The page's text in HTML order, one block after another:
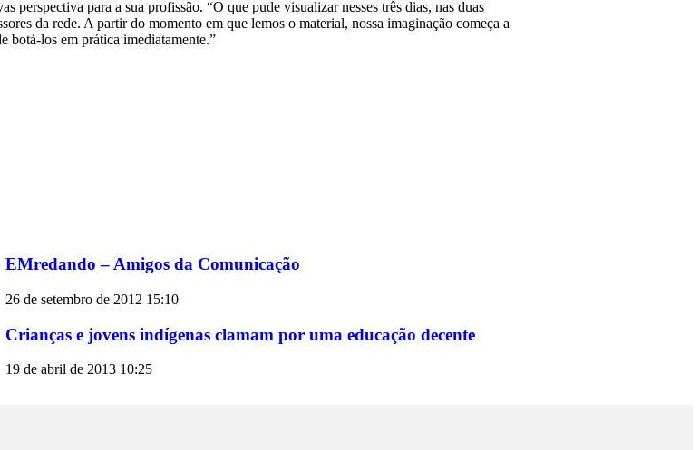
para a sua profissão. “O que pude visualizar nesses três dias, nas duas
da rede. A partir do momento em que lemos o material, nossa imaginação começa a
botá-los em prática imediatamente.”
EMredando – Amigos da Comunicação
26 de setembro de 2012 15:10
Crianças e jovens indígenas clamam por uma educação decente
19 de abril de 2013 10:25